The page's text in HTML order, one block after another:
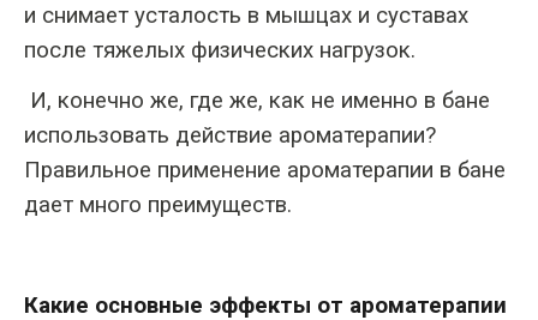
и снимает усталость в мышцах и суставах
после тяжелых физических нагрузок.
И, конечно же, где же, как не именно в бане
использовать действие ароматерапии?
Правильное применение ароматерапии в бане
дает много преимуществ.
Какие основные эффекты от ароматерапии